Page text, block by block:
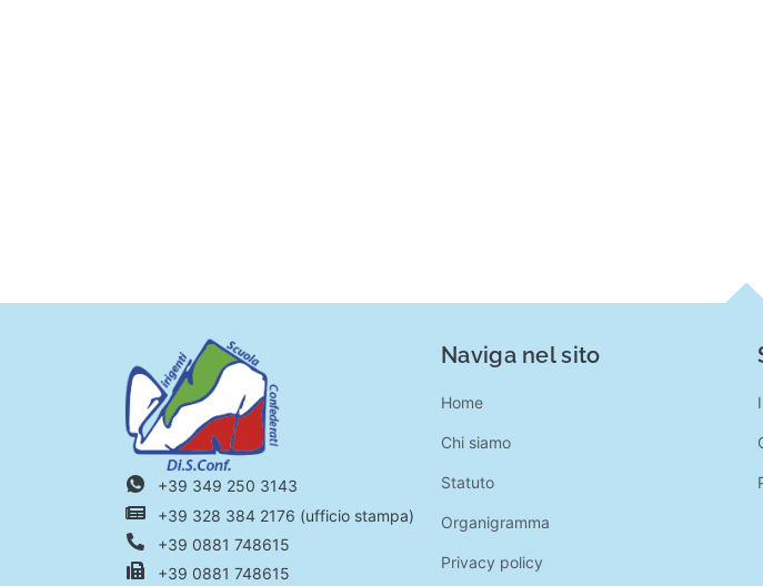
+39 349 250 3143
+39 328 384 2176 (ufficio stampa)
+39 0881 748615
+39 0881 748615
Naviga nel sito
Home
Chi siamo
Statuto
Organigramma
Privacy policy